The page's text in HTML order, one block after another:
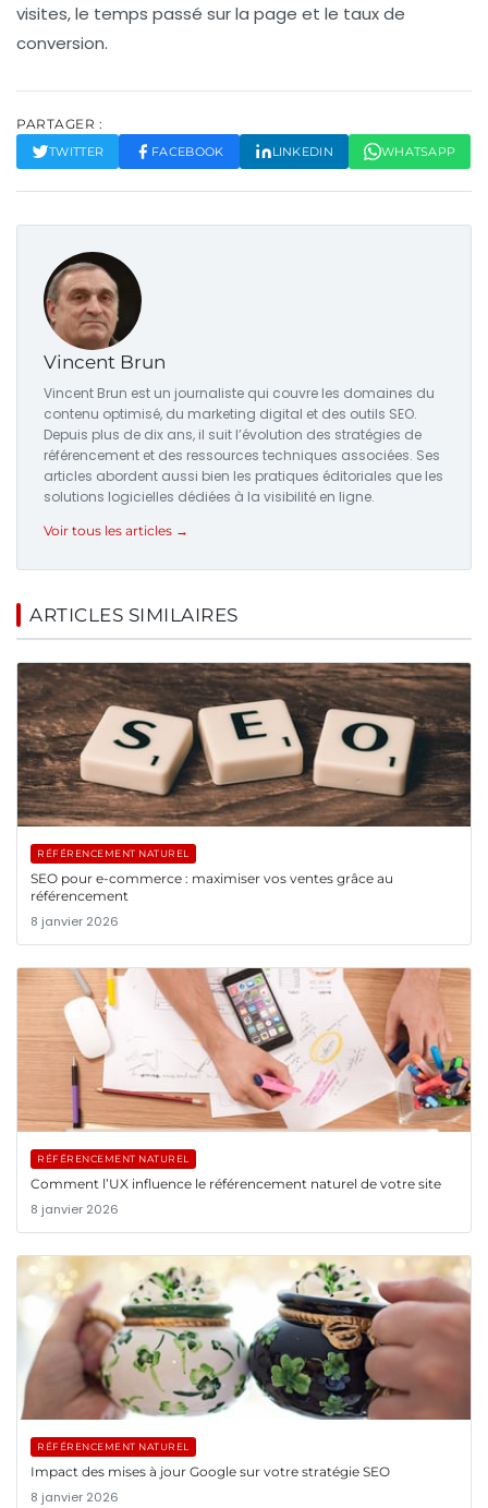
visites, le temps passé sur la page et le taux de
conversion.
PARTAGER :
TWITTER FACEBOOK LINKEDIN WHATSAPP
Vincent Brun
Vincent Brun est un journaliste qui couvre les domaines du
contenu optimisé, du marketing digital et des outils SEO.
Depuis plus de dix ans, il suit l’évolution des stratégies de
référencement et des ressources techniques associées. Ses
articles abordent aussi bien les pratiques éditoriales que les
solutions logicielles dédiées à la visibilité en ligne.
Voir tous les articles →
ARTICLES SIMILAIRES
RÉFÉRENCEMENT NATUREL
SEO pour e-commerce : maximiser vos ventes grâce au
référencement
8 janvier 2026
RÉFÉRENCEMENT NATUREL
Comment l’UX influence le référencement naturel de votre site
8 janvier 2026
RÉFÉRENCEMENT NATUREL
Impact des mises à jour Google sur votre stratégie SEO
8 janvier 2026